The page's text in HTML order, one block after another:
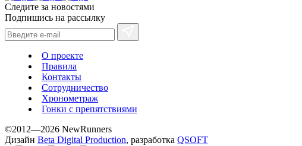
Следите за новостями
Подпишись на рассылку
О проекте
Правила
Контакты
Сотрудничество
Хронометраж
Гонки с препятствиями
©2012—2026 NewRunners
Дизайн Beta Digital Production, разработка QSOFT